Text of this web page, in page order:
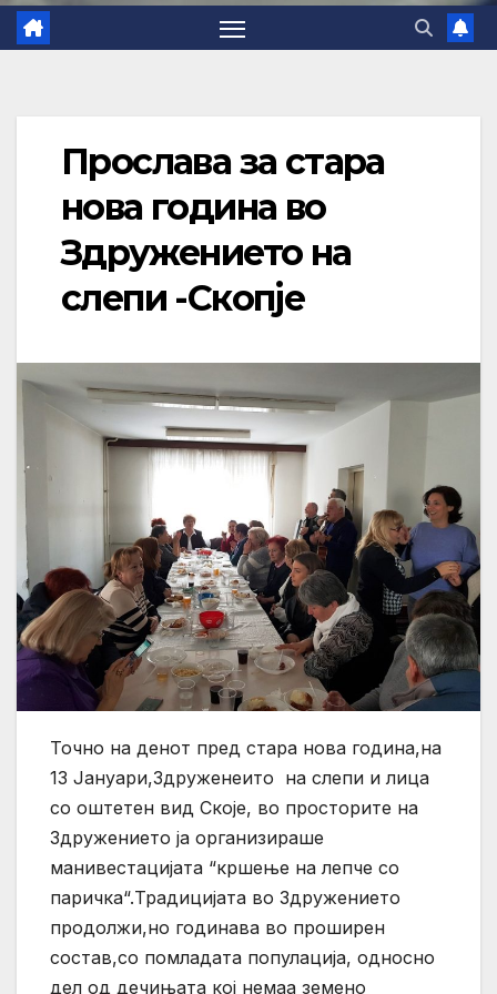
Прослава за стара
нова година во
Здружението на
слепи -Скопје
Точно на денот пред стара нова година,на
13 Јануари,Здруженеито на слепи и лица
со оштетен вид Скоје, во просторите на
Здружението ја организираше
манивестацијата “кршење на лепче со
паричка“.Традицијата во Здружението
продолжи,но годинава во проширен
состав,со помладата популација, односно
дел од дечињата кој немаа земено